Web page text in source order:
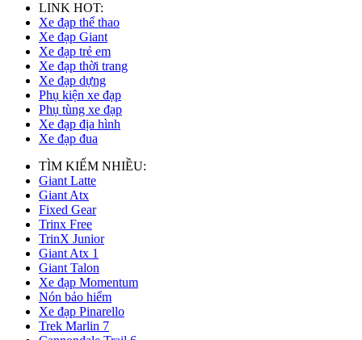
LINK HOT:
Xe đạp thể thao
Xe đạp Giant
Xe đạp trẻ em
Xe đạp thời trang
Xe đạp dựng
Phụ kiện xe đạp
Phụ tùng xe đạp
Xe đạp địa hình
Xe đạp đua
TÌM KIẾM NHIỀU:
Giant Latte
Giant Atx
Fixed Gear
Trinx Free
TrinX Junior
Giant Atx 1
Giant Talon
Xe đạp Momentum
Nón bảo hiểm
Xe đạp Pinarello
Trek Marlin 7